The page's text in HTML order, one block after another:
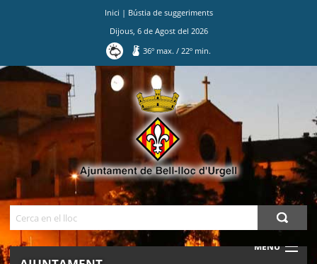
Inici | Bústia de suggeriments
Dijous, 6de Agostdel 2026
36º max./ 22º min.
MENU